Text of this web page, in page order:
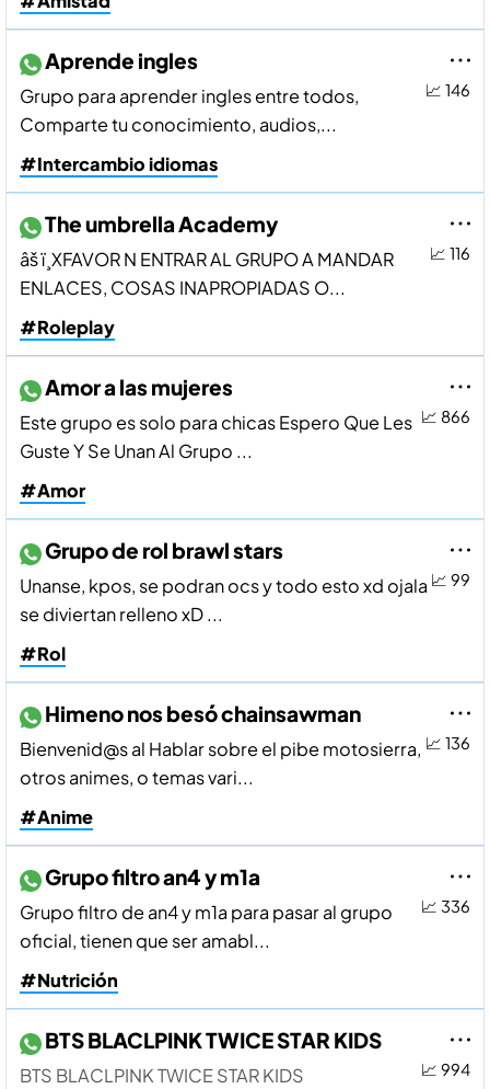
📈 146
Aprende ingles
Grupo para aprender ingles entre todos,
Comparte tu conocimiento, audios,...
#Intercambio idiomas
📈 116
The umbrella Academy
âš ï¸XFAVOR N ENTRAR AL GRUPO A MANDAR
ENLACES, COSAS INAPROPIADAS O...
#Roleplay
📈 866
Amor a las mujeres
Este grupo es solo para chicas Espero Que Les
Guste Y Se Unan Al Grupo ...
#Amor
📈 99
Grupo de rol brawl stars
Unanse, kpos, se podran ocs y todo esto xd ojala
se diviertan relleno xD ...
#Rol
📈 136
Himeno nos besó chainsawman
Bienvenid@s al Hablar sobre el pibe motosierra,
otros animes, o temas vari...
#Anime
📈 336
Grupo filtro an4 y m1a
Grupo filtro de an4 y m1a para pasar al grupo
oficial, tienen que ser amabl...
#Nutrición
📈 994
BTS BLACLPINK TWICE STAR KIDS
BTS BLACLPINK TWICE STAR KIDS